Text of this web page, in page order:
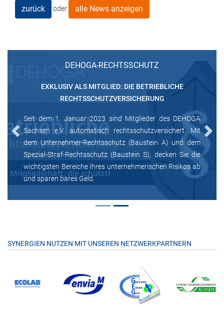
zurück oder alle News anzeigen
DEHOGA-RECHTSSCHUTZ
EXKLUSIV ALS MITGLIED: DIE BETRIEBLICHE
RECHTSSCHUTZVERSICHERUNG
Seit dem 1. Januar 2023 sind Mitglieder des DEHOGA
Sachsen e.V. automatisch rechtsschutzversichert. Mit
dem Unternehmer-Rechtsschutz (Baustein A) und dem
Spezial-Straf-Rechtsschutz (Baustein S), decken Sie die
wichtigsten Bereiche Ihres unternehmerischen Risikos ab
und sparen bares Geld.
Previous Next
SYNERGIEN NUTZEN MIT UNSEREN NETZWERKPARTNERN